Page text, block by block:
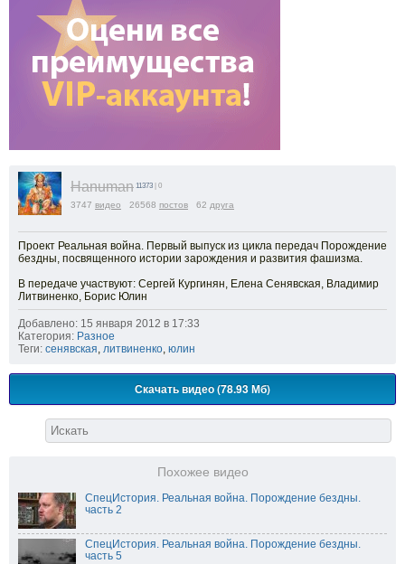
Hanuman 11373 | 0
3747 видео 26568 постов 62 друга
Проект Реальная война. Первый выпуск из цикла передач Порождение
бездны, посвященного истории зарождения и развития фашизма.
В передаче участвуют: Сергей Кургинян, Елена Сенявская, Владимир
Литвиненко, Борис Юлин
Добавлено: 15 января 2012 в 17:33
Категория: Разное
Теги: сенявская, литвиненко, юлин
Скачать видео (78.93 Мб)
Похожее видео
СпецИстория. Реальная война. Порождение бездны.
часть 2
СпецИстория. Реальная война. Порождение бездны.
часть 5